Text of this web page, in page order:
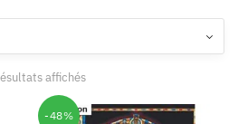
affichés
-48%